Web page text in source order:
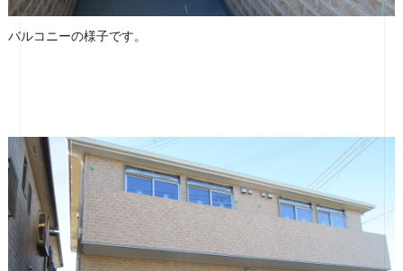
バルコニーの様子です。